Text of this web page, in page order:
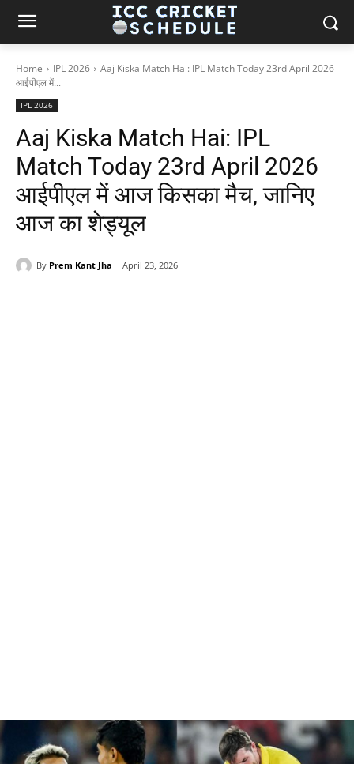
Home IPL 2026
Aaj Kiska Match Hai: IPL Match Today 23rd April 2026
आईपीएल में...
IPL 2026
Aaj Kiska Match Hai: IPL
Match Today 23rd April 2026
आईपीएल में आज किसका मैच, जानिए
आज का शेड्यूल
By Prem Kant Jha April 23, 2026